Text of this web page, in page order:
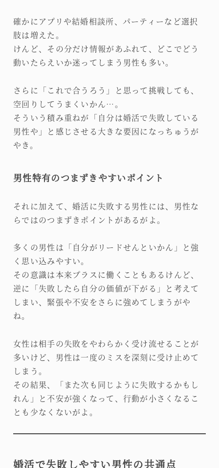
確かにアプリや結婚相談所、パーティーなど選択
肢は増えた。
けんど、その分だけ情報があふれて、どこでどう
動いたらえいか迷ってしまう男性も多い。
さらに「これで合うろう」と思って挑戦しても、
空回りしてうまくいかん…。
そういう積み重ねが「自分は婚活で失敗している
男性や」と感じさせる大きな要因になっちゅうが
やき。
男性特有のつまずきやすいポイント
それに加えて、婚活に失敗する男性には、男性な
らではのつまずきポイントがあるがよ。
多くの男性は「自分がリードせんといかん」と強
く思い込みやすい。
その意識は本来プラスに働くこともあるけんど、
逆に「失敗したら自分の価値が下がる」と考えて
しまい、緊張や不安をさらに強めてしまうがや
ね。
女性は相手の失敗をやわらかく受け流せることが
多いけど、男性は一度のミスを深刻に受け止めて
しまう。
その結果、「また次も同じように失敗するかもし
れん」と不安が強くなって、行動が小さくなるこ
とも少なくないがよ。
婚活で失敗しやすい男性の共通点